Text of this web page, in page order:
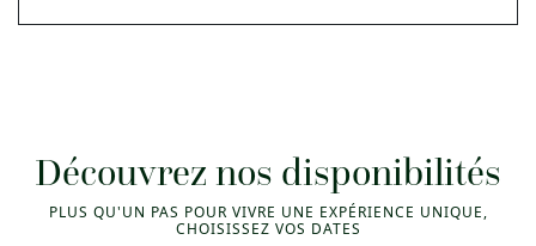
Découvrez nos disponibilités
PLUS QU'UN PAS POUR VIVRE UNE EXPÉRIENCE UNIQUE,
CHOISISSEZ VOS DATES